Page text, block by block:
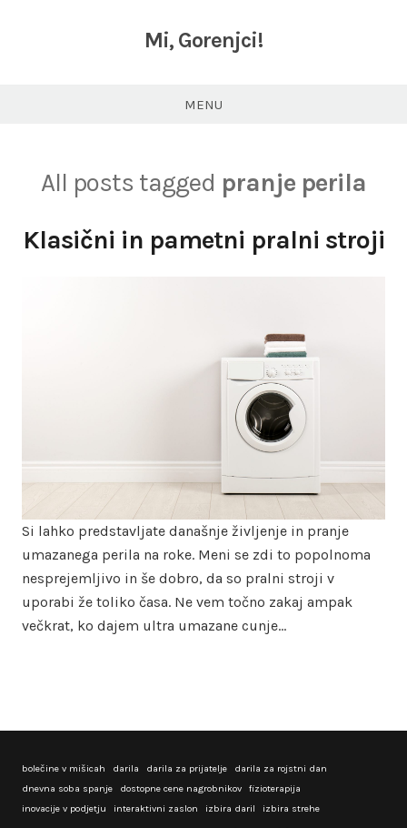
Mi, Gorenjci!
MENU
All posts tagged pranje perila
Klasični in pametni pralni stroji
Si lahko predstavljate današnje življenje in pranje
umazanega perila na roke. Meni se zdi to popolnoma
nesprejemljivo in še dobro, da so pralni stroji v
uporabi že toliko časa. Ne vem točno zakaj ampak
večkrat, ko dajem ultra umazane cunje…
bolečine v mišicah darila darila za prijatelje
darila za rojstni dan
dnevna soba spanje
dostopne cene nagrobnikov
fizioterapija
inovacije v podjetju
interaktivni zaslon izbira daril izbira strehe